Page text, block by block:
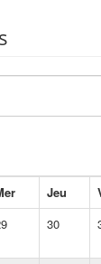
Jeu
30